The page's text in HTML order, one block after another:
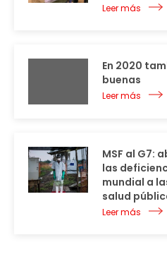
Leer más
En 2020
buenas
Leer más
MSF al G7:
las
mundial a
salud
Leer más